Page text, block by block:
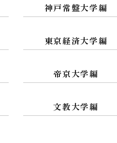
神戸常盤大学編
東京経済大学編
帝京大学編
文教大学編